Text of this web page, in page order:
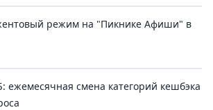
режим на "Пикнике Афиши" в
ежемесячная смена категорий кешбэка